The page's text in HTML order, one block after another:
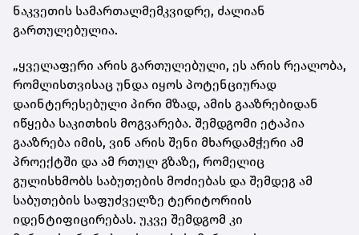
ნაკვეთის სამართალმემკვიდრე, ძალიან
გართულებულია.
„ყველაფერი არის გართულებული, ეს არის რეალობა,
რომლისთვისაც უნდა იყოს პოტენციურად
დაინტერესებული პირი მზად, ამის გააზრებიდან
იწყება საკითხის მოგვარება. შემდგომი ეტაპია
გააზრება იმის, ვინ არის შენი მხარდამჭერი ამ
პროექტში და ამ რთულ გზაზე, რომელიც
გულისხმობს საბუთების მოძიებას და შემდეგ ამ
საბუთების საფუძველზე ტერიტორიის
იდენტიფიცირებას. უკვე შემდგომ კი